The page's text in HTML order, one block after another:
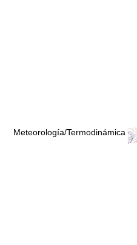
Meteorología/Termodinámica